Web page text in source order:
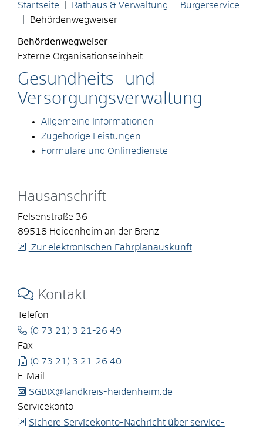
Startseite Rathaus & Verwaltung
Bürgerservice
Behördenwegweiser
Behördenwegweiser
Externe Organisationseinheit
Gesundheits- und
Versorgungsverwaltung
Allgemeine Informationen
Zugehörige Leistungen
Formulare und Onlinedienste
Hausanschrift
Felsenstraße 36
89518 Heidenheim an der Brenz
Zur elektronischen Fahrplanauskunft
Kontakt
Telefon
(0 73 21) 3 21-26 49
Fax
(0 73 21) 3 21-26 40
E-Mail
SGBIX@landkreis-heidenheim.de
Servicekonto
Sichere Servicekonto-Nachricht über service-